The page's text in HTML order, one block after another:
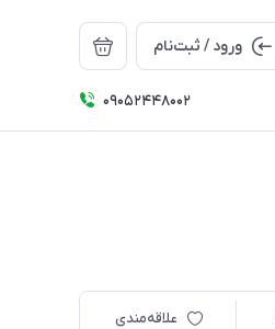
ورود / ثبت‌نام
09052448002
علاقه‌مندی